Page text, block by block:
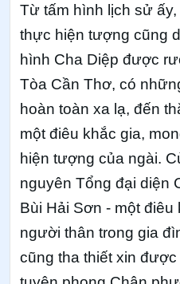
Từ tấm hình lịch sử
thực hiện tượng cũng
hình Cha Diệp được
Tòa Cần Thơ, có
hoàn toàn xa lạ, đến
một điêu khắc gia,
hiện tượng của ngài.
nguyên Tổng đại diện
Bùi Hải Sơn - một
người thân trong gia
cũng tha thiết xin